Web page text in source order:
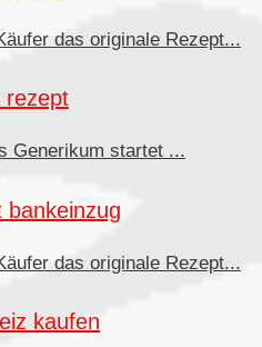
das originale Rezept...
rezept
Generikum startet ...
bankeinzug
das originale Rezept...
kaufen